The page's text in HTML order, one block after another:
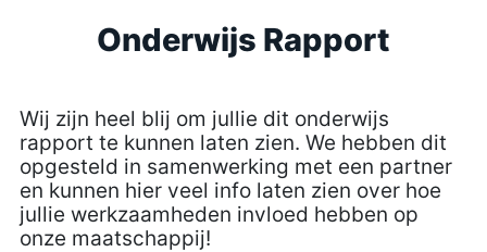
Onderwijs Rapport
Wij zijn heel blij om jullie dit onderwijs
rapport te kunnen laten zien. We hebben dit
opgesteld in samenwerking met een partner
en kunnen hier veel info laten zien over hoe
jullie werkzaamheden invloed hebben op
onze maatschappij!